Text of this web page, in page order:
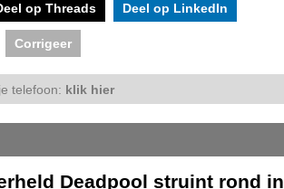
op Threads Deel op LinkedIn
Corrigeer
telefoon: klik hier
Deadpool struint rond in